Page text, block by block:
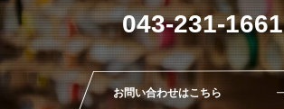
043-231-1661
お問い合わせはこちら